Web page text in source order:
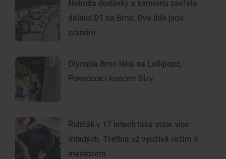
Nehoda dodávky a kamionu zavřela
dálnici D1 na Brno. Dva lidé jsou
zranění
Olympia Brno láká na Lollipopz,
Pokeccce i koncert Slzy
Řidičák v 17 letech láká stále více
mladých. Třetina už využívá režim s
mentorem